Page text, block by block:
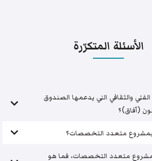
الأسئلة المتكرّرة
والثقافي التي يدعمها الصندوق
(آفاق)؟
بمشروع متعدد التخصصات؟
متعدد التخصصات، فما هو